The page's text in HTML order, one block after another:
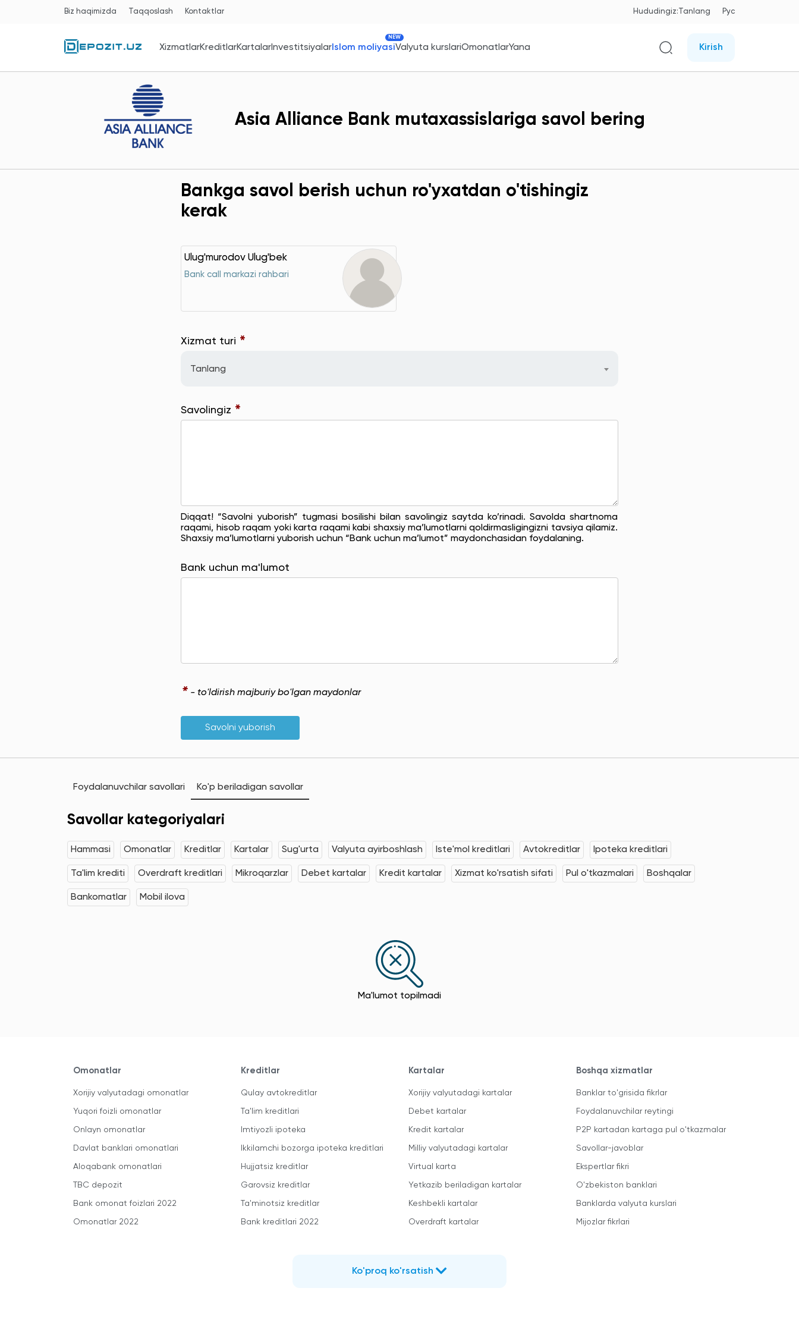
Biz haqimizda Taqqoslash Kontaktlar Hududingiz:Tanlang Рус
XizmatlarKreditlarKartalarInvestitsiyalarIslom moliyasi
NEW
Valyuta kurslariOmonatlarYana Kirish
Asia Alliance Bank mutaxassislariga savol bering
Bankga savol berish uchun ro'yxatdan o'tishingiz
kerak
Ulug'murodov Ulug'bek
Bank call markazi rahbari
Xizmat turi *
Tanlang
Savolingiz *
Diqqat! “Savolni yuborish” tugmasi bosilishi bilan savolingiz saytda ko’rinadi. Savolda shartnoma
raqami, hisob raqam yoki karta raqami kabi shaxsiy ma’lumotlarni qoldirmasligingizni tavsiya qilamiz.
Shaxsiy ma’lumotlarni yuborish uchun “Bank uchun ma’lumot” maydonchasidan foydalaning.
Bank uchun ma'lumot
* - to'ldirish majburiy bo'lgan maydonlar
Savolni yuborish
Foydalanuvchilar savollari Ko'p beriladigan savollar
Savollar kategoriyalari
Hammasi Omonatlar Kreditlar Kartalar Sug'urta Valyuta ayirboshlash Iste'mol kreditlari Avtokreditlar Ipoteka kreditlari
Ta'lim krediti Overdraft kreditlari Mikroqarzlar Debet kartalar Kredit kartalar Xizmat ko'rsatish sifati Pul o'tkazmalari Boshqalar
Bankomatlar Mobil ilova
Ma'lumot topilmadi
Omonatlar
Xorijiy valyutadagi omonatlar
Yuqori foizli omonatlar
Onlayn omonatlar
Davlat banklari omonatlari
Aloqabank omonatlari
TBC depozit
Bank omonat foizlari 2022
Omonatlar 2022
Kreditlar
Qulay avtokreditlar
Ta'lim kreditlari
Imtiyozli ipoteka
Ikkilamchi bozorga ipoteka kreditlari
Hujjatsiz kreditlar
Garovsiz kreditlar
Ta'minotsiz kreditlar
Bank kreditlari 2022
Kartalar
Xorijiy valyutadagi kartalar
Debet kartalar
Kredit kartalar
Milliy valyutadagi kartalar
Virtual karta
Yetkazib beriladigan kartalar
Keshbekli kartalar
Overdraft kartalar
Boshqa xizmatlar
Banklar to'grisida fikrlar
Foydalanuvchilar reytingi
P2P kartadan kartaga pul o'tkazmalar
Savollar-javoblar
Ekspertlar fikri
O'zbekiston banklari
Banklarda valyuta kurslari
Mijozlar fikrlari
Ko'proq ko'rsatish